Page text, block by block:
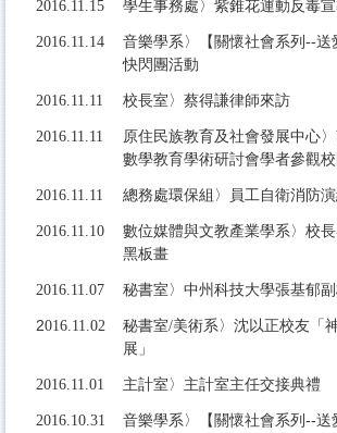
2016.11.15 學生事務處〉紫錐花運動反毒
2016.11.14 音樂學系〉 【關懷社會系列--送
快閃團活動
2016.11.11 校長室〉蔡得謙律師來訪
2016.11.11
原住民族教育及社會發展中心
數學教育學術研討會學者參觀校
2016.11.11 總務處環保組〉員工自衛消防
2016.11.10
數位媒體與文教產業學系〉校
黑板畫
2016.11.07 秘書室〉中州科技大學張基郁
2016.11.02
秘書室/美術系〉沈以正校友「
展」
2016.11.01 主計室〉主計室主任交接典禮
2016.10.31 音樂學系〉 【關懷社會系列--送